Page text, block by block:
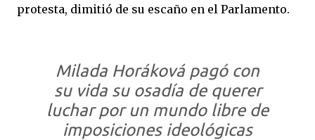
protesta, dimitió de su escaño en el Parlamento.
Milada Horáková pagó con
su vida su osadía de querer
luchar por un mundo libre de
imposiciones ideológicas